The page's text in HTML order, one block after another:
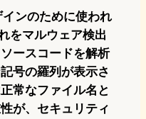
ンのために使われ
をマルウェア検出
ースコードを解析
号の羅列が表示さ
常なファイル名と
が、セキュリティ